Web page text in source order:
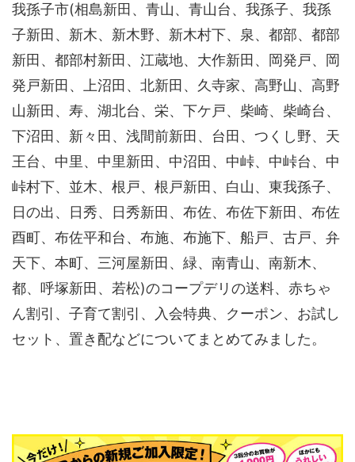
我孫子市(相島新田、青山、青山台、我孫子、我孫
子新田、新木、新木野、新木村下、泉、都部、都部
新田、都部村新田、江蔵地、大作新田、岡発戸、岡
発戸新田、上沼田、北新田、久寺家、高野山、高野
山新田、寿、湖北台、栄、下ケ戸、柴崎、柴崎台、
下沼田、新々田、浅間前新田、台田、つくし野、天
王台、中里、中里新田、中沼田、中峠、中峠台、中
峠村下、並木、根戸、根戸新田、白山、東我孫子、
日の出、日秀、日秀新田、布佐、布佐下新田、布佐
酉町、布佐平和台、布施、布施下、船戸、古戸、弁
天下、本町、三河屋新田、緑、南青山、南新木、
都、呼塚新田、若松)のコープデリの送料、赤ちゃ
ん割引、子育て割引、入会特典、クーポン、お試し
セット、置き配などについてまとめてみました。